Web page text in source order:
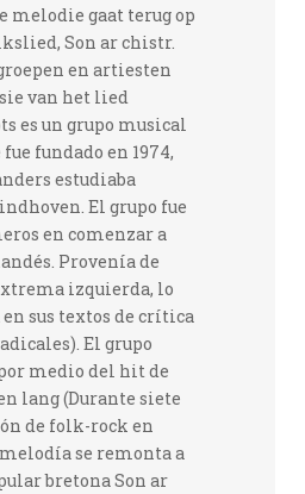
melodie gaat terug op
Son ar chistr.
en artiesten
van het lied
es un grupo musical
fundado en 1974,
estudiaba
El grupo fue
en comenzar a
Provenía de
izquierda, lo
en sus textos de crítica
El grupo
medio del hit de
lang (Durante siete
de folk-rock en
se remonta a
bretona Son ar